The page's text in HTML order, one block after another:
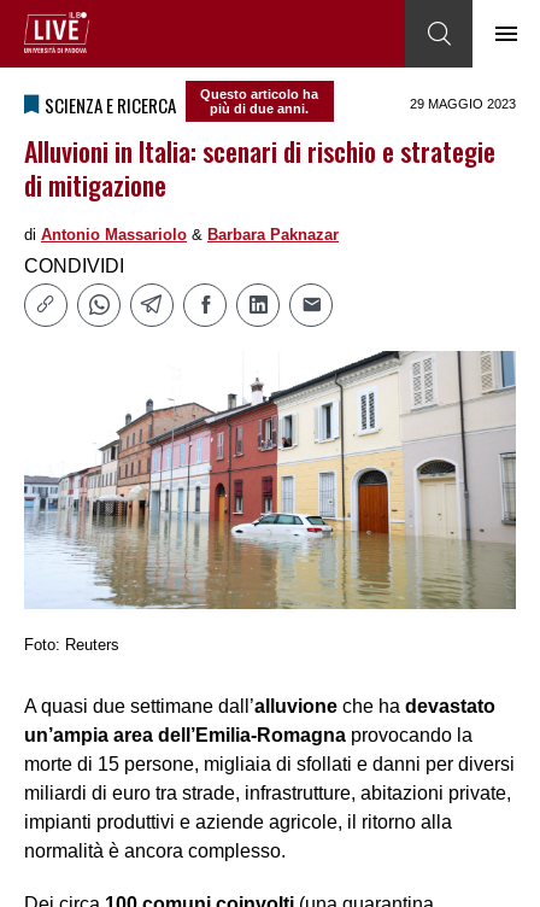
SCIENZA E RICERCA
Questo articolo ha
più di due anni.
29 MAGGIO 2023
Alluvioni in Italia: scenari di rischio e strategie
di mitigazione
di Antonio Massariolo & Barbara Paknazar
CONDIVIDI
Foto: Reuters
A quasi due settimane dall’alluvione che ha devastato
un’ampia area dell’Emilia-Romagna provocando la
morte di 15 persone, migliaia di sfollati e danni per diversi
miliardi di euro tra strade, infrastrutture, abitazioni private,
impianti produttivi e aziende agricole, il ritorno alla
normalità è ancora complesso.